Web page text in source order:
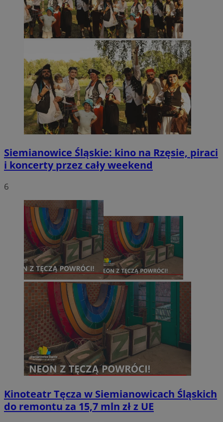
Siemianowice Śląskie: kino na Rzęsie, piraci
i koncerty przez cały weekend
6
Kinoteatr Tęcza w Siemianowicach Śląskich
do remontu za 15,7 mln zł z UE